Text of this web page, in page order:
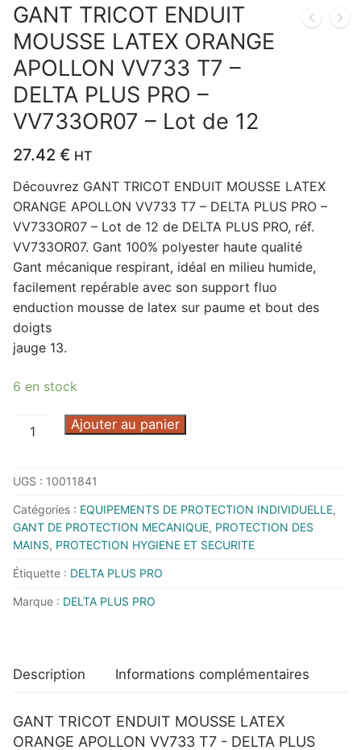
GANT TRICOT ENDUIT
MOUSSE LATEX ORANGE
APOLLON VV733 T7 –
DELTA PLUS PRO –
VV733OR07 – Lot de 12
27.42 € HT
Découvrez GANT TRICOT ENDUIT MOUSSE LATEX
ORANGE APOLLON VV733 T7 – DELTA PLUS PRO –
VV733OR07 – Lot de 12 de DELTA PLUS PRO, réf.
VV733OR07. Gant 100% polyester haute qualité
Gant mécanique respirant, idéal en milieu humide,
facilement repérable avec son support fluo
enduction mousse de latex sur paume et bout des
doigts
jauge 13.
6 en stock
quantité
TRICOT
ENDUIT
MOUSSE
LATEX
ORANGE
APOLLON
VV733
DELTA
-
VV733OR07
Ajouter au panier
UGS : 10011841
Catégories : EQUIPEMENTS DE PROTECTION INDIVIDUELLE,
GANT DE PROTECTION MECANIQUE, PROTECTION DES
MAINS, PROTECTION HYGIENE ET SECURITE
Étiquette : DELTA PLUS PRO
Marque : DELTA PLUS PRO
Description Informations complémentaires
GANT TRICOT ENDUIT MOUSSE LATEX
ORANGE APOLLON VV733 T7 - DELTA PLUS